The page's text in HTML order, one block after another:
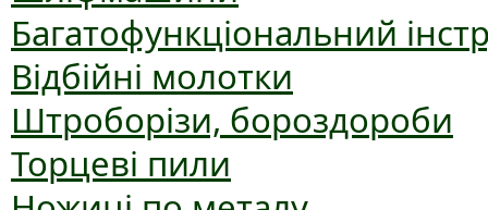
Багатофункціональний
Відбійні молотки
Штроборізи, бороздороби
Торцеві пили